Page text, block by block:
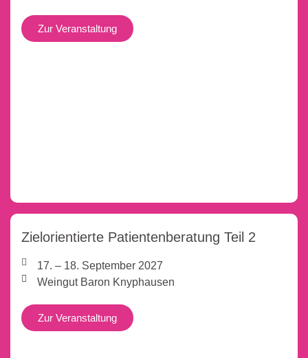
Zur Veranstaltung
Zielorientierte Patientenberatung Teil 2
17. – 18. September 2027
Weingut Baron Knyphausen
Zur Veranstaltung